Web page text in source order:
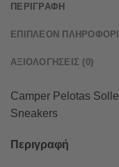
ΠΕΡΙΓΡΑΦΉ
ΕΠΙΠΛΈΟΝ
ΑΞΙΟΛΟΓΉΣΕΙΣ (0)
Camper Pelotas
Sneakers
Περιγραφή